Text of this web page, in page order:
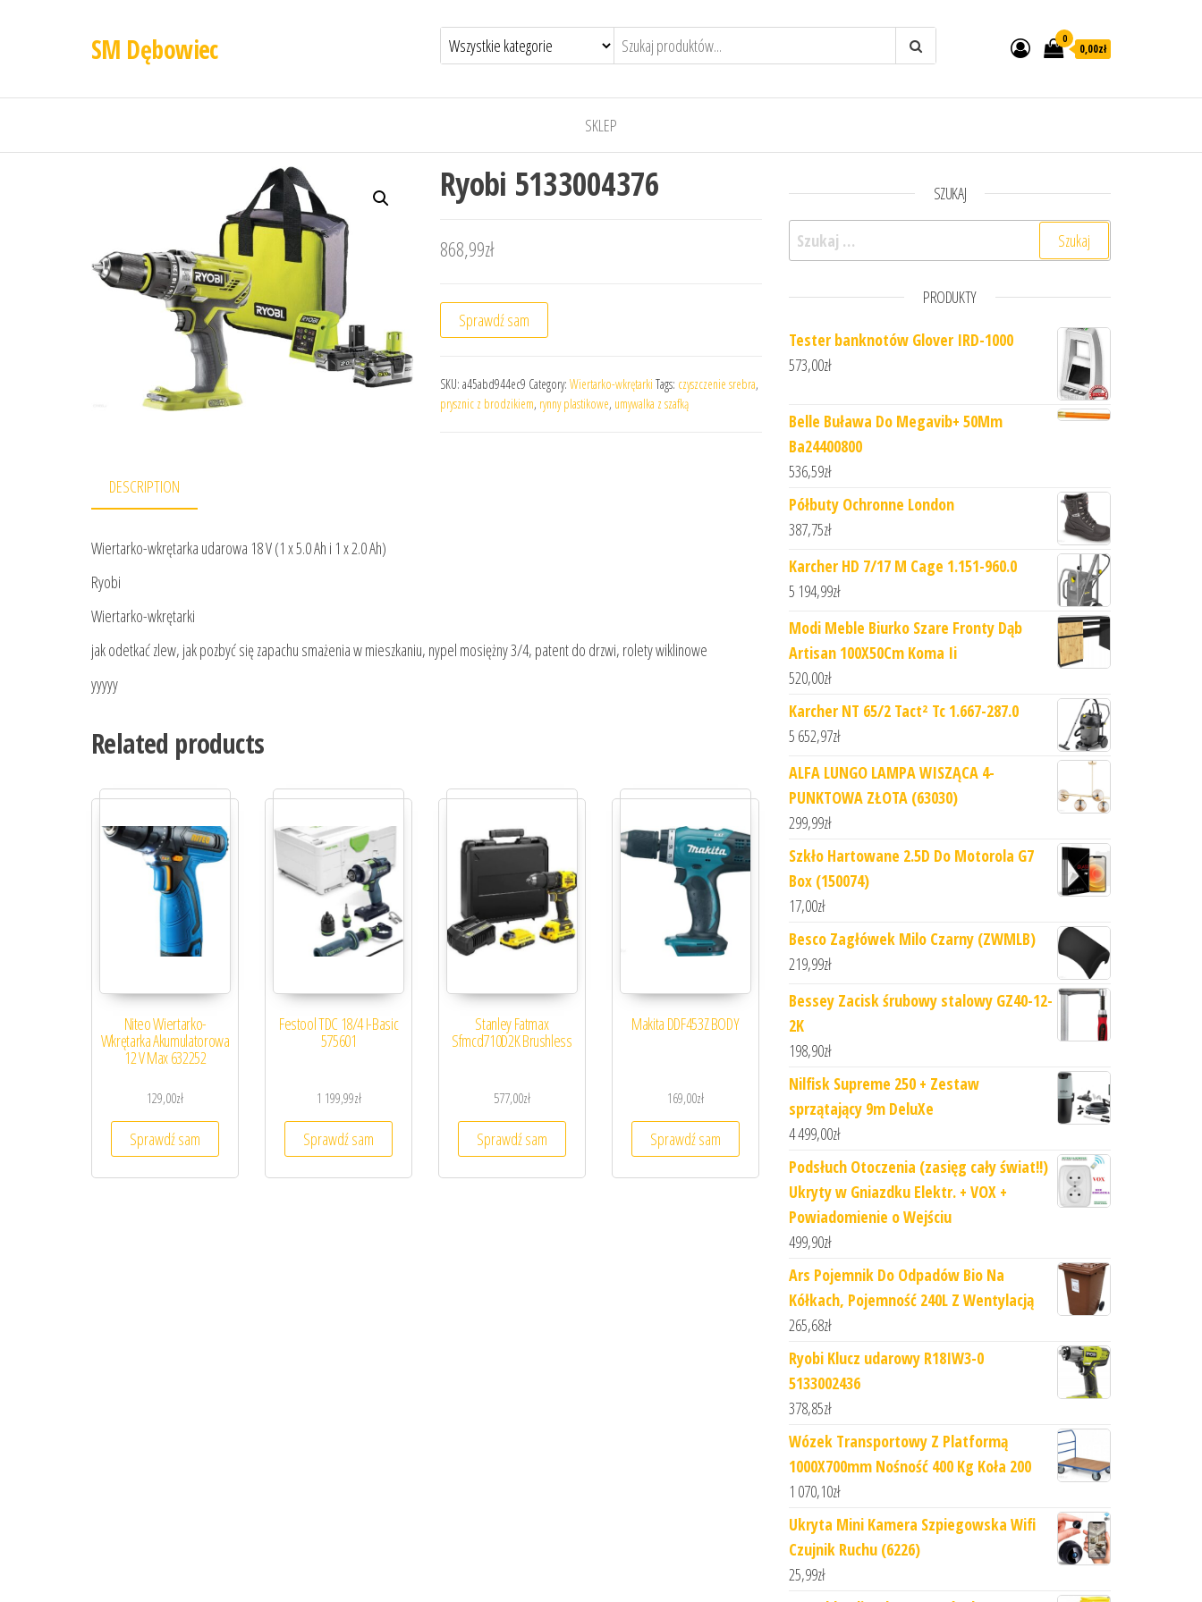
SM Dębowiec 0
0,00zł
SKLEP
Ryobi 5133004376
868,99zł
Sprawdź sam
SKU: a45abd944ec9 Category: Wiertarko-wkrętarki Tags: czyszczenie srebra,
prysznic z brodzikiem, rynny plastikowe, umywalka z szafką
DESCRIPTION
Wiertarko-wkrętarka udarowa 18 V (1 x 5.0 Ah i 1 x 2.0 Ah)
Ryobi
Wiertarko-wkrętarki
jak odetkać zlew, jak pozbyć się zapachu smażenia w mieszkaniu, nypel mosiężny 3/4, patent do drzwi, rolety wiklinowe
yyyyy
Related products
Niteo Wiertarko-
Wkrętarka Akumulatorowa
12 V Max 632252
129,00zł
Sprawdź sam
Festool TDC 18/4 I-Basic
575601
1 199,99zł
Sprawdź sam
Stanley Fatmax
Sfmcd710D2K Brushless
577,00zł
Sprawdź sam
Makita DDF453Z BODY
169,00zł
Sprawdź sam
SZUKAJ
Szukaj:
PRODUKTY
Tester banknotów Glover IRD-1000
573,00zł
Belle Buława Do Megavib+ 50Mm
Ba24400800
536,59zł
Półbuty Ochronne London
387,75zł
Karcher HD 7/17 M Cage 1.151-960.0
5 194,99zł
Modi Meble Biurko Szare Fronty Dąb
Artisan 100X50Cm Koma Ii
520,00zł
Karcher NT 65/2 Tact² Tc 1.667-287.0
5 652,97zł
ALFA LUNGO LAMPA WISZĄCA 4-
PUNKTOWA ZŁOTA (63030)
299,99zł
Szkło Hartowane 2.5D Do Motorola G7
Box (150074)
17,00zł
Besco Zagłówek Milo Czarny (ZWMLB)
219,99zł
Bessey Zacisk śrubowy stalowy GZ40-12-
2K
198,90zł
Nilfisk Supreme 250 + Zestaw
sprzątający 9m DeluXe
4 499,00zł
Podsłuch Otoczenia (zasięg cały świat!!)
Ukryty w Gniazdku Elektr. + VOX +
Powiadomienie o Wejściu
499,90zł
Ars Pojemnik Do Odpadów Bio Na
Kółkach, Pojemność 240L Z Wentylacją
265,68zł
Ryobi Klucz udarowy R18IW3-0
5133002436
378,85zł
Wózek Transportowy Z Platformą
1000X700mm Nośność 400 Kg Koła 200
1 070,10zł
Ukryta Mini Kamera Szpiegowska Wifi
Czujnik Ruchu (6226)
25,99zł